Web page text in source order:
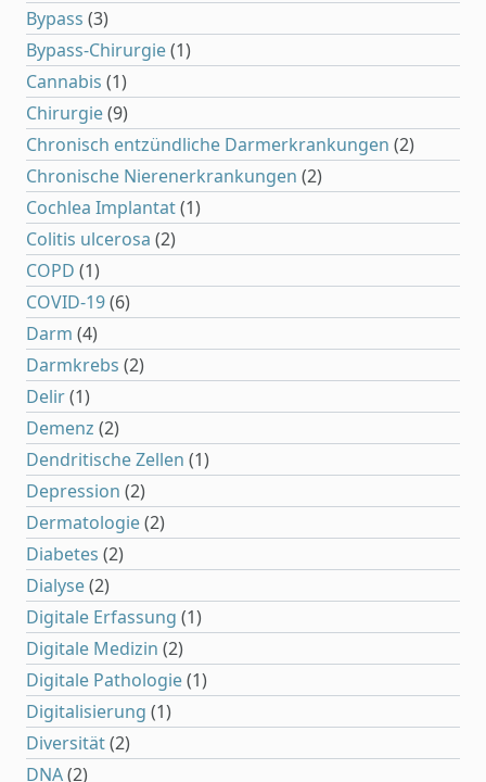
Bypass (3)
Bypass-Chirurgie(1)
Cannabis (1)
Chirurgie(9)
Chronisch entzündliche Darmerkrankungen (2)
Chronische Nierenerkrankungen (2)
Cochlea Implantat(1)
Colitis ulcerosa (2)
COPD (1)
COVID-19(6)
Darm (4)
Darmkrebs (2)
Delir(1)
Demenz (2)
Dendritische Zellen (1)
Depression (2)
Dermatologie(2)
Diabetes (2)
Dialyse(2)
Digitale Erfassung (1)
Digitale Medizin (2)
Digitale Pathologie(1)
Digitalisierung (1)
Diversität(2)
DNA(2)